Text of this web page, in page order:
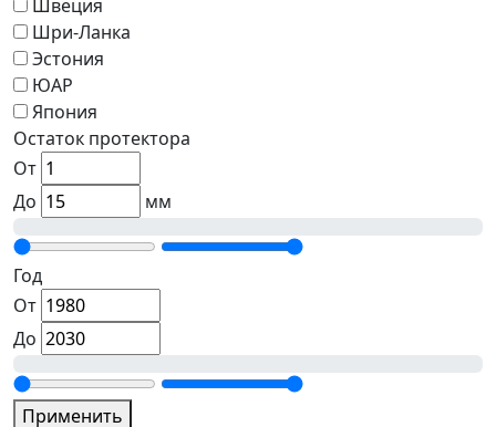
Швеция
Шри-Ланка
Эстония
ЮАР
Япония
Остаток протектора
От
До
мм
Год
От
До
Применить